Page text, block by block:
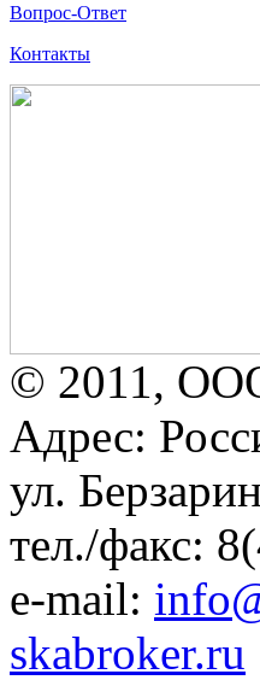
Вопрос-Ответ
Контакты
© 2011,
Адрес:
ул.
тел./факс:
e-mail:
skabroker.ru